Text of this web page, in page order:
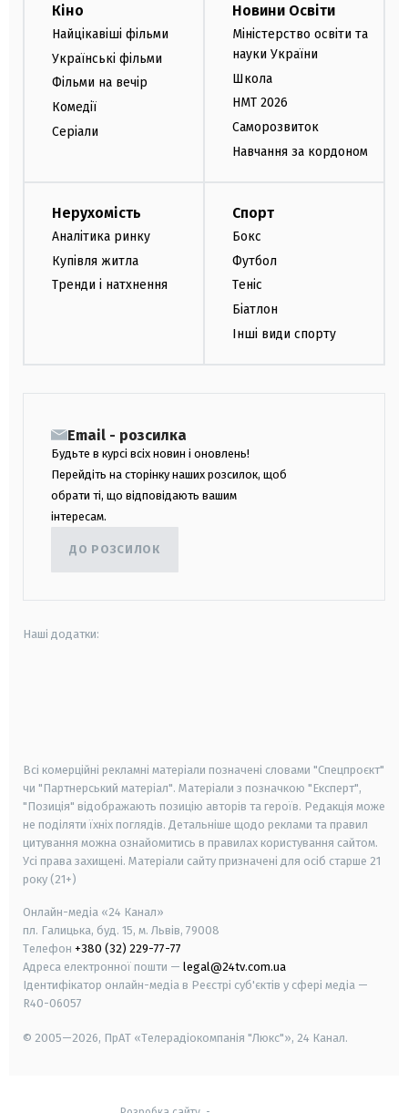
Кіно
Найцікавіші фільми
Українські фільми
Фільми на вечір
Комедії
Серіали
Новини Освіти
Міністерство освіти та
науки України
Школа
НМТ 2026
Саморозвиток
Навчання за кордоном
Нерухомість
Аналітика ринку
Купівля житла
Тренди і натхнення
Спорт
Бокс
Футбол
Теніс
Біатлон
Інші види спорту
Email - розсилка
Будьте в курсі всіх новин і оновлень!
Перейдіть на сторінку наших розсилок, щоб
обрати ті, що відповідають вашим
інтересам.
ДО РОЗСИЛОК
Наші додатки:
Всі комерційні рекламні матеріали позначені словами "Спецпроєкт"
чи "Партнерський матеріал". Матеріали з позначкою "Експерт",
"Позиція" відображають позицію авторів та героїв. Редакція може
не поділяти їхніх поглядів. Детальніше щодо реклами та правил
цитування можна ознайомитись в правилах користування сайтом.
Усі права захищені. Матеріали сайту призначені для осіб старше 21
року (21+)
Онлайн-медіа «24 Канал»
пл. Галицька, буд. 15, м. Львів, 79008
Телефон +380 (32) 229-77-77
Адреса електронної пошти — legal@24tv.com.ua
Ідентифікатор онлайн-медіа в Реєстрі суб'єктів у сфері медіа —
R40-06057
© 2005—2026, ПрАТ «Телерадіокомпанія "Люкс"», 24 Канал.